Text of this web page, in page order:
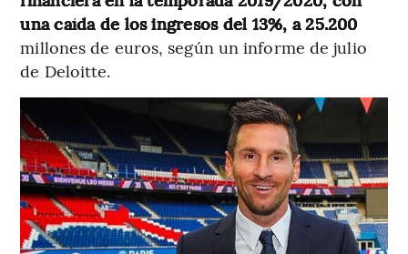
una caída de los ingresos del 13%, a 25.200
millones de euros, según un informe de julio
de Deloitte.